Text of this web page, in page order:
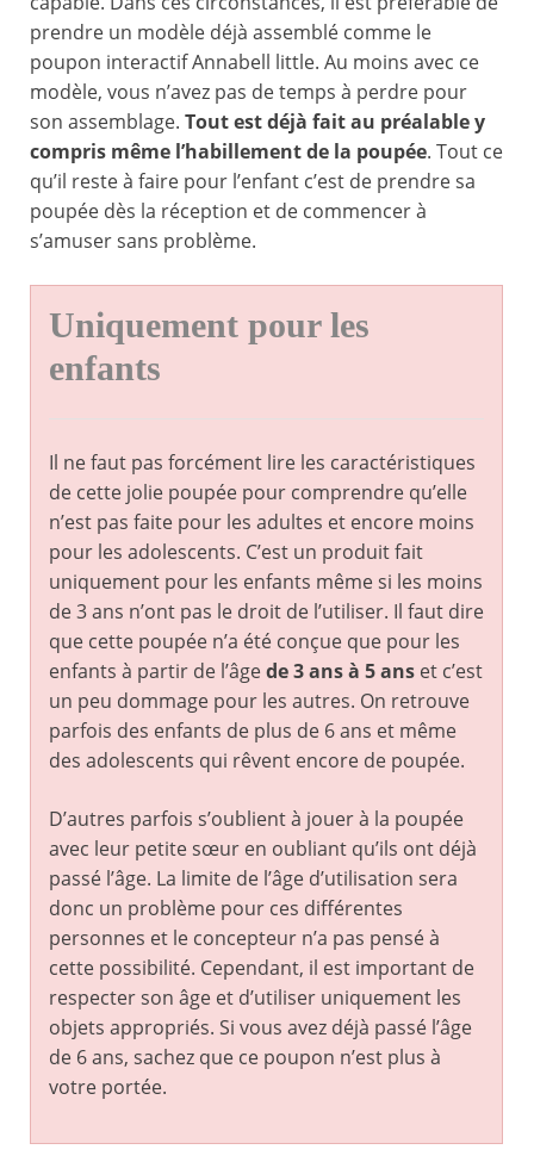
prendre un modèle déjà assemblé comme le
poupon interactif Annabell little. Au moins avec ce
modèle, vous n’avez pas de temps à perdre pour
son assemblage. Tout est déjà fait au préalable y
compris même l’habillement de la poupée. Tout ce
qu’il reste à faire pour l’enfant c’est de prendre sa
poupée dès la réception et de commencer à
s’amuser sans problème.
Uniquement pour les
enfants
Il ne faut pas forcément lire les caractéristiques
de cette jolie poupée pour comprendre qu’elle
n’est pas faite pour les adultes et encore moins
pour les adolescents. C’est un produit fait
uniquement pour les enfants même si les moins
de 3 ans n’ont pas le droit de l’utiliser. Il faut dire
que cette poupée n’a été conçue que pour les
enfants à partir de l’âgede 3 ans à 5 ans et c’est
un peu dommage pour les autres. On retrouve
parfois des enfants de plus de 6 ans et même
des adolescents qui rêvent encore de poupée.
D’autres parfois s’oublient à jouer à la poupée
avec leur petite sœur en oubliant qu’ils ont déjà
passé l’âge. La limite de l’âge d’utilisation sera
donc un problème pour ces différentes
personnes et le concepteur n’a pas pensé à
cette possibilité. Cependant, il est important de
respecter son âge et d’utiliser uniquement les
objets appropriés. Si vous avez déjà passé l’âge
de 6 ans, sachez que ce poupon n’est plus à
votre portée.